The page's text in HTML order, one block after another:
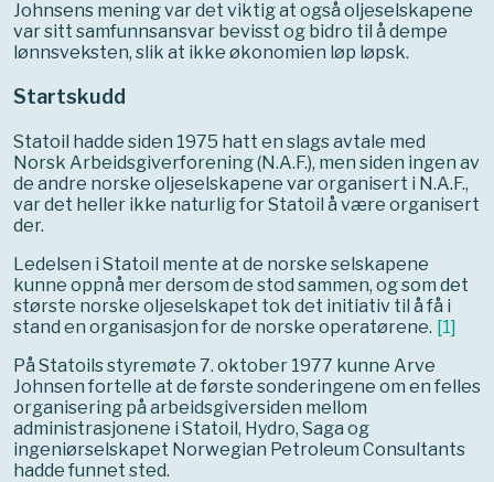
Johnsens mening var det viktig at også oljeselskapene
var sitt samfunnsansvar bevisst og bidro til å dempe
lønnsveksten, slik at ikke økonomien løp løpsk.
Startskudd
Statoil hadde siden 1975 hatt en slags avtale med
Norsk Arbeidsgiverforening (N.A.F.), men siden ingen av
de andre norske oljeselskapene var organisert i N.A.F.,
var det heller ikke naturlig for Statoil å være organisert
der.
Ledelsen i Statoil mente at de norske selskapene
kunne oppnå mer dersom de stod sammen, og som det
største norske oljeselskapet tok det initiativ til å få i
stand en organisasjon for de norske operatørene. [1]
På Statoils styremøte 7. oktober 1977 kunne Arve
Johnsen fortelle at de første sonderingene om en felles
organisering på arbeidsgiversiden mellom
administrasjonene i Statoil, Hydro, Saga og
ingeniørselskapet Norwegian Petroleum Consultants
hadde funnet sted.